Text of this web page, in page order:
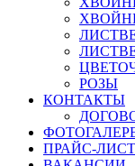
РОЗЫ
КОНТАКТЫ
ПРАЙС-ЛИСТ